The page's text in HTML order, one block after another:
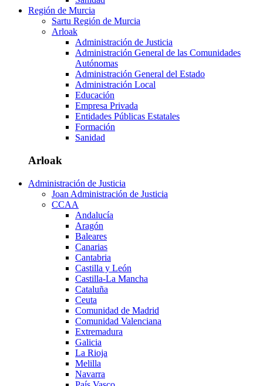
Región de Murcia
Sartu Región de Murcia
Arloak
Administración de Justicia
Administración General de las Comunidades
Autónomas
Administración General del Estado
Administración Local
Educación
Empresa Privada
Entidades Públicas Estatales
Formación
Sanidad
Arloak
Administración de Justicia
Joan Administración de Justicia
CCAA
Andalucía
Aragón
Baleares
Canarias
Cantabria
Castilla y León
Castilla-La Mancha
Cataluña
Ceuta
Comunidad de Madrid
Comunidad Valenciana
Extremadura
Galicia
La Rioja
Melilla
Navarra